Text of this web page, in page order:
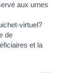
aux urnes
virtuel?
de
et la